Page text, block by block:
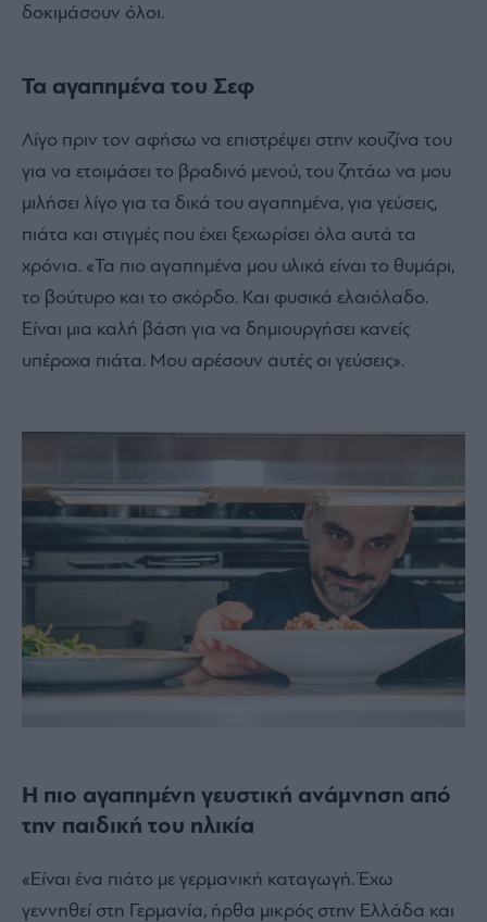
δοκιμάσουν όλοι.
Τα αγαπημένα του Σεφ
Λίγο πριν τον αφήσω να επιστρέψει στην κουζίνα του
για να ετοιμάσει το βραδινό μενού, του ζητάω να μου
μιλήσει λίγο για τα δικά του αγαπημένα, για γεύσεις,
πιάτα και στιγμές που έχει ξεχωρίσει όλα αυτά τα
χρόνια. «Τα πιο αγαπημένα μου υλικά είναι το θυμάρι,
το βούτυρο και το σκόρδο. Και φυσικά ελαιόλαδο.
Είναι μια καλή βάση για να δημιουργήσει κανείς
υπέροχα πιάτα. Μου αρέσουν αυτές οι γεύσεις».
Η πιο αγαπημένη γευστική ανάμνηση από
την παιδική του ηλικία
«Είναι ένα πιάτο με γερμανική καταγωγή. Έχω
γεννηθεί στη Γερμανία, ήρθα μικρός στην Ελλάδα και